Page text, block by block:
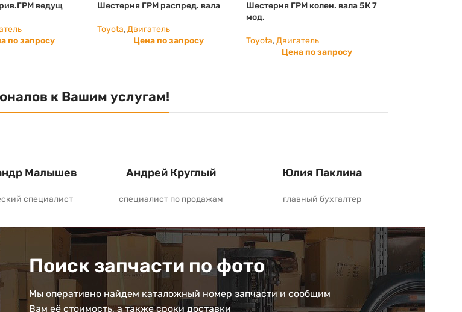
ведущ
по запросу
Шестерня ГРМ распред. вала
Toyota,Двигатель
Цена по запросу
Шестерня ГРМ колен. вала 5К 7
мод.
Toyota, Двигатель
Цена по запросу
к Вашим услугам!
Малышев
специалист
Андрей Круглый
специалист по продажам
Юлия Паклина
главный бухгалтер
Поиск запчасти по фото
Мы оперативно найдем каталожный номер запчасти и сообщим
Вам её стоимость, а также сроки доставки